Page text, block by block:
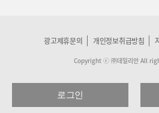
광고제휴문의 개인정보취급방침
Copyright ⓒ ㈜데일리안 All
로그인